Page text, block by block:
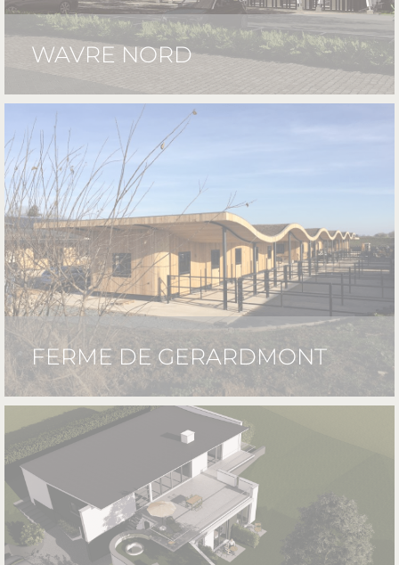
WAVRE NORD
FERME DE GERARDMONT